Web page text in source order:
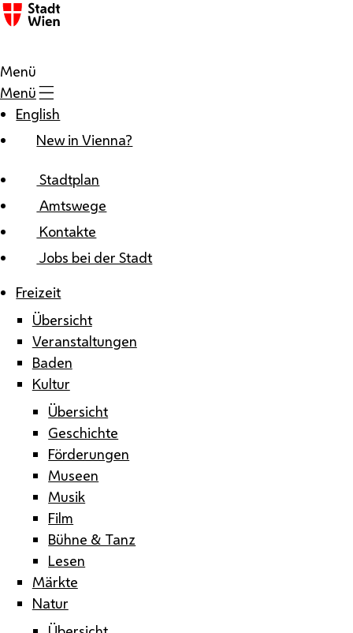
Zum Inhalt
Menü
Menü
English
New in Vienna?
Stadtplan
Amtswege
Kontakte
Jobs bei der Stadt
Freizeit
Übersicht
Veranstaltungen
Baden
Kultur
Übersicht
Geschichte
Förderungen
Museen
Musik
Film
Bühne & Tanz
Lesen
Märkte
Natur